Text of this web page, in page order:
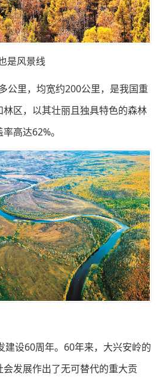
是风景线
公里，均宽约200公里，是我国重
区，以其壮丽且独具特色的森林
高达62%。
建设60周年。60年来，大兴安岭的
发展作出了无可替代的重大贡